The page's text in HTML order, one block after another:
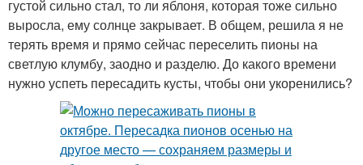
густой сильно стал, то ли яблоня, которая тоже сильно
выросла, ему солнце закрывает. В общем, решила я не
терять время и прямо сейчас переселить пионы на
светлую клумбу, заодно и разделю. До какого времени
нужно успеть пересадить кусты, чтобы они укоренились?